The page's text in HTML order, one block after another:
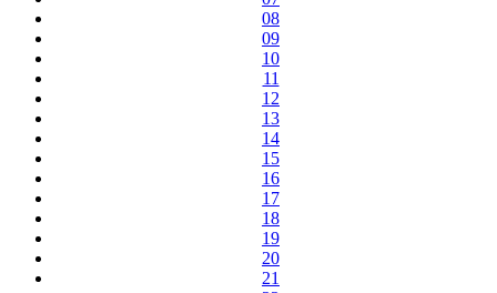
08
09
10
11
12
13
14
15
16
17
18
19
20
21